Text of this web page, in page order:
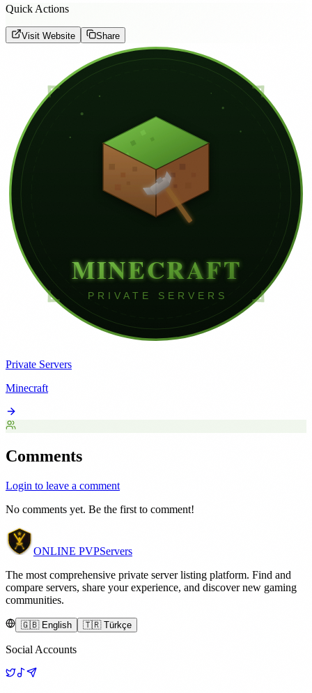
Quick Actions
Visit Website Share
Private Servers
Minecraft
Comments
Login to leave a comment
No comments yet. Be the first to comment!
ONLINE PVPServers
The most comprehensive private server listing platform. Find and
compare servers, share your experience, and discover new gaming
communities.
🇬🇧 English 🇹🇷 Türkçe
Social Accounts